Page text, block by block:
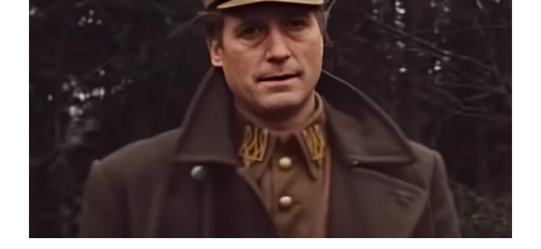
UMKM
WAHANA
SELEB
WAHANA